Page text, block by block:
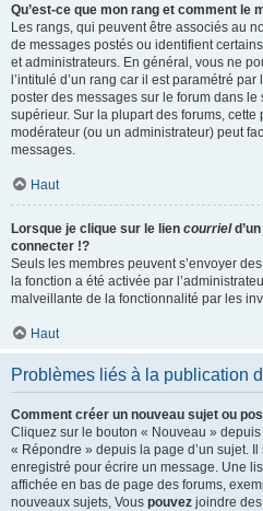
Qu’est-ce que mon rang et comment le
Les rangs, qui peuvent être associés au
de messages postés ou identifient
et administrateurs. En général, vous ne
l’intitulé d’un rang car il est paramétré
poster des messages sur le forum dans
supérieur. Sur la plupart des forums,
modérateur (ou un administrateur) peut
messages.
Haut
Lorsque je clique sur le lien courriel
connecter !?
Seuls les membres peuvent s’envoyer
la fonction a été activée par
malveillante de la fonctionnalité par les
Haut
Problèmes liés à la publication
Comment créer un nouveau sujet ou
Cliquez sur le bouton « Nouveau » depuis
« Répondre » depuis la page d’un sujet.
enregistré pour écrire un message. Une
affichée en bas de page des forums,
nouveaux sujets, Vous pouvez joindre